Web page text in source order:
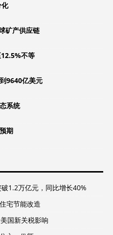
矿产供应链
不等
9640亿美元
系统
期
1.2万亿元，同比增长40%
宅节能改造
国新关税影响